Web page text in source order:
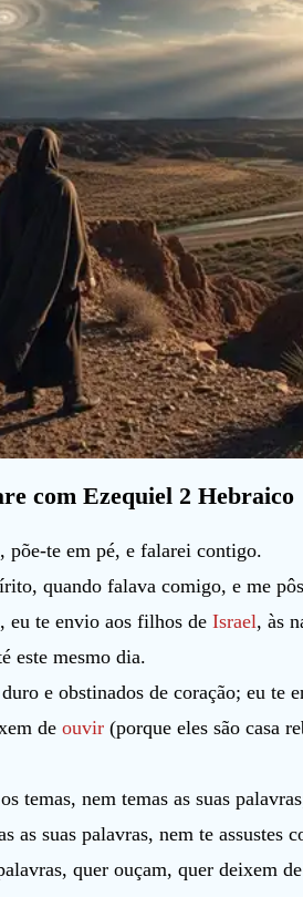
com Ezequiel 2 Hebraico
põe-te em pé, e falarei contigo.
quando falava comigo, e me
eu te envio aos filhos de Israel, às
este mesmo dia.
e obstinados de coração; eu te
de ouvir (porque eles são casa
temas, nem temas as suas
as suas palavras, nem te assustes
quer ouçam, quer deixem